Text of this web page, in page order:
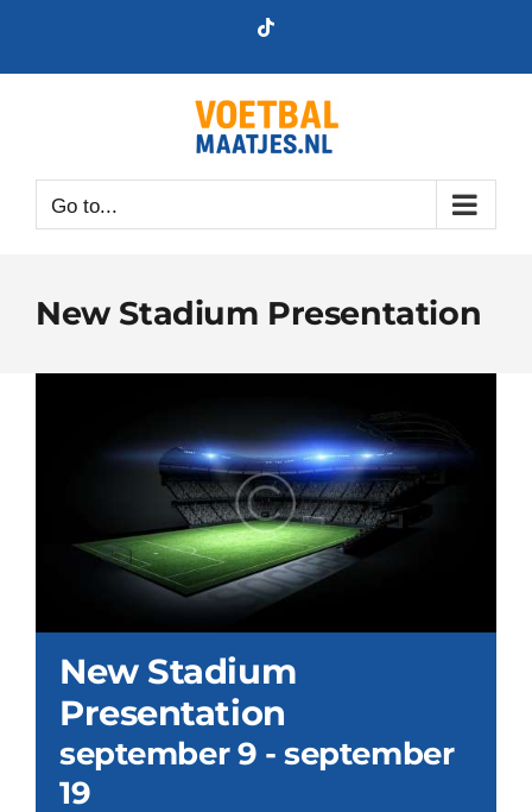
content
Tiktok
Go to...
New Stadium Presentation
New Stadium
Presentation
september 9 -september
19